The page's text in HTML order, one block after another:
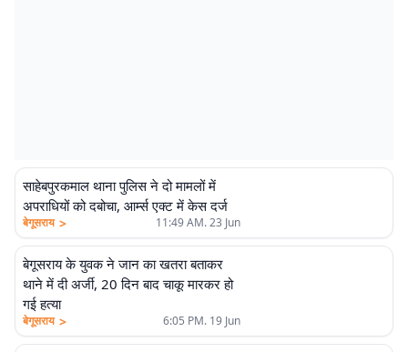
साहेबपुरकमाल थाना पुलिस ने दो मामलों में
अपराधियों को दबोचा, आर्म्स एक्ट में केस दर्ज
बेगूसराय > 11:49 AM. 23 Jun
बेगूसराय के युवक ने जान का खतरा बताकर
थाने में दी अर्जी, 20 दिन बाद चाकू मारकर हो
गई हत्या
बेगूसराय > 6:05 PM. 19 Jun